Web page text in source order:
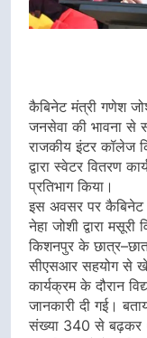
कैबिनेट मंत्री गणेश
जनसेवा की भावना से
राजकीय इंटर कॉलेज
द्वारा स्वेटर वितरण
प्रतिभाग किया।
इस अवसर पर कैबिनेट
नेहा जोशी द्वारा
किशनपुर के
सीएसआर सहयोग से
कार्यक्रम के दौरान
जानकारी दी गई।
संख्या 340 से बढ़कर